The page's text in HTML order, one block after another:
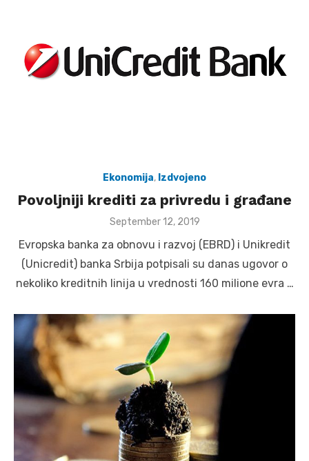
Ekonomija, Izdvojeno
Povoljniji krediti za privredu i građane
Posted
September 12, 2019
Evropska banka za obnovu i razvoj (EBRD) i Unikredit
(Unicredit) banka Srbija potpisali su danas ugovor o
nekoliko kreditnih linija u vrednosti 160 milione evra …